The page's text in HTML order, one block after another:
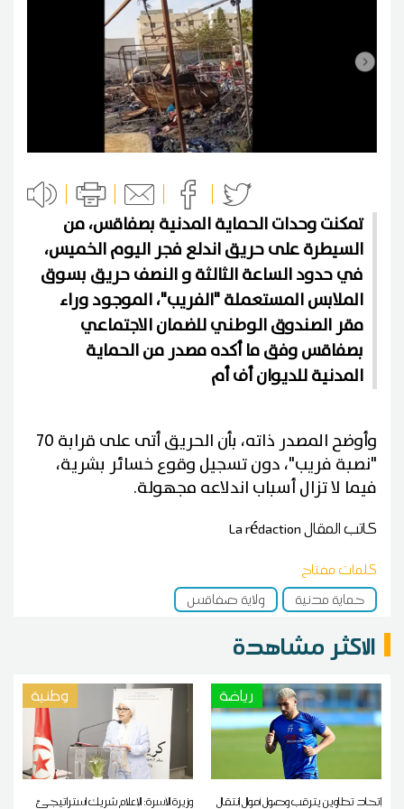
تمكنت وحدات الحماية المدنية بصفاقس، من
السيطرة على حريق اندلع فجر اليوم الخميس،
في حدود الساعة الثالثة و النصف حريق بسوق
الملابس المستعملة "الفريب"، الموجود وراء
مقر الصندوق الوطني للضمان الاجتماعي
بصفاقس وفق ما أكده مصدر من الحماية
المدنية للديوان أف أم
وأوضح المصدر ذاته، بأن الحريق أتى على قرابة 70
"نصبة فريب"، دون تسجيل وقوع خسائر بشرية،
فيما لا تزال أسباب اندلاعه مجهولة.
كاتب المقالLa rédaction
كلمات مفتاح
حماية مدنية
ولاية صفاقس
الاكثر مشاهدة
رياضة
إتحاد تطاوين يترقب وصول أموال إنتقال
وطنية
وزيرة الأسرة: الإعلام شريك استراتيجيّ